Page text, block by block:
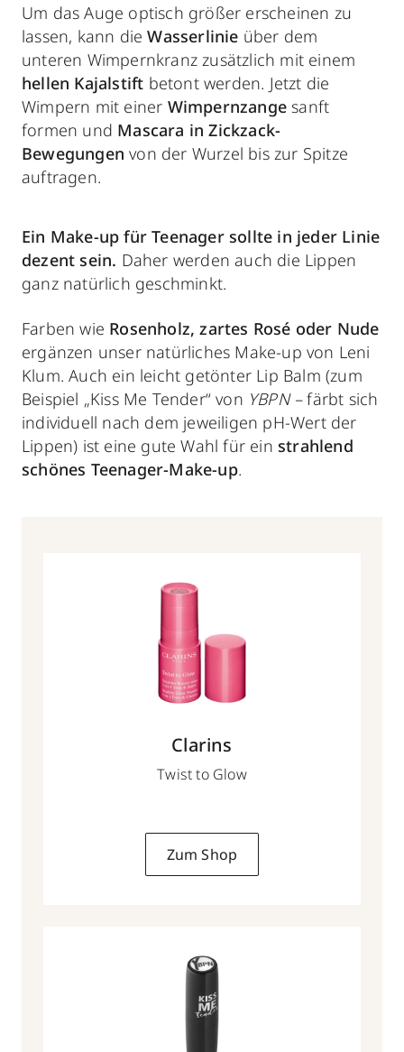
Um das Auge optisch größer erscheinen zu
lassen, kann dieWasserlinie über dem
unteren Wimpernkranz zusätzlich mit einem
hellen Kajalstift betont werden. Jetzt die
Wimpern mit einer Wimpernzange sanft
formen und Mascara in Zickzack-
Bewegungen von der Wurzel bis zur Spitze
auftragen.
Ein Make-up für Teenager sollte in jeder Linie
dezent sein. Daher werden auch die Lippen
ganz natürlich geschminkt.
Farben wie Rosenholz, zartes Rosé oder Nude
ergänzen unser natürliches Make-up von Leni
Klum. Auch ein leicht getönter Lip Balm (zum
Beispiel „Kiss Me Tender“ von YBPN –färbt sich
individuell nach dem jeweiligen pH-Wert der
Lippen) ist eine gute Wahl für ein strahlend
schönes Teenager-Make-up.
Clarins
Twist to Glow
Zum Shop